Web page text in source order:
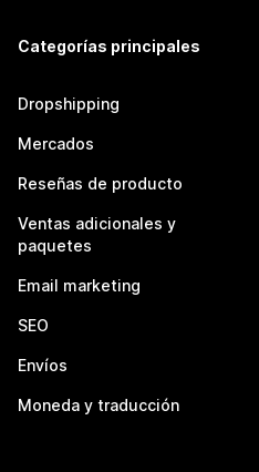
Categorías principales
Dropshipping
Mercados
Reseñas de producto
Ventas adicionales y
paquetes
Email marketing
SEO
Envíos
Moneda y traducción